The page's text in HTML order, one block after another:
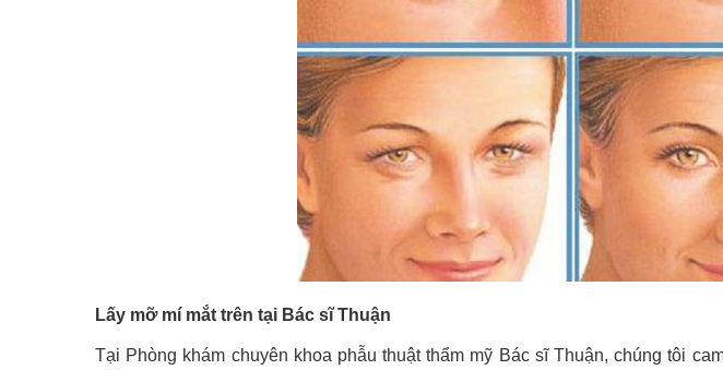
Lấy mỡ mí mắt trên tại Bác sĩ Thuận
Tại Phòng khám chuyên khoa phẫu thuật thẩm mỹ Bác sĩ Thuận, chúng tôi